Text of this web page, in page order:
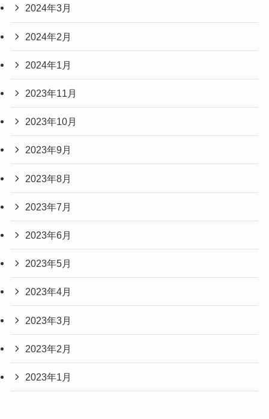
2024年3月
2024年2月
2024年1月
2023年11月
2023年10月
2023年9月
2023年8月
2023年7月
2023年6月
2023年5月
2023年4月
2023年3月
2023年2月
2023年1月